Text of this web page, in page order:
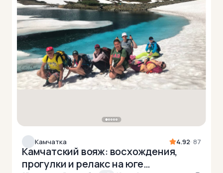
Камчатка 4.92· 87
Камчатский вояж: восхождения,
прогулки и релакс на юге